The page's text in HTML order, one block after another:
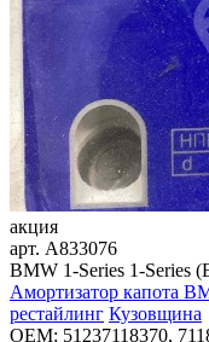
акция
арт. A833076
BMW 1-Series 1-Series
Амортизатор капота
рестайлинг Кузовщина
OEM: 51237118370,